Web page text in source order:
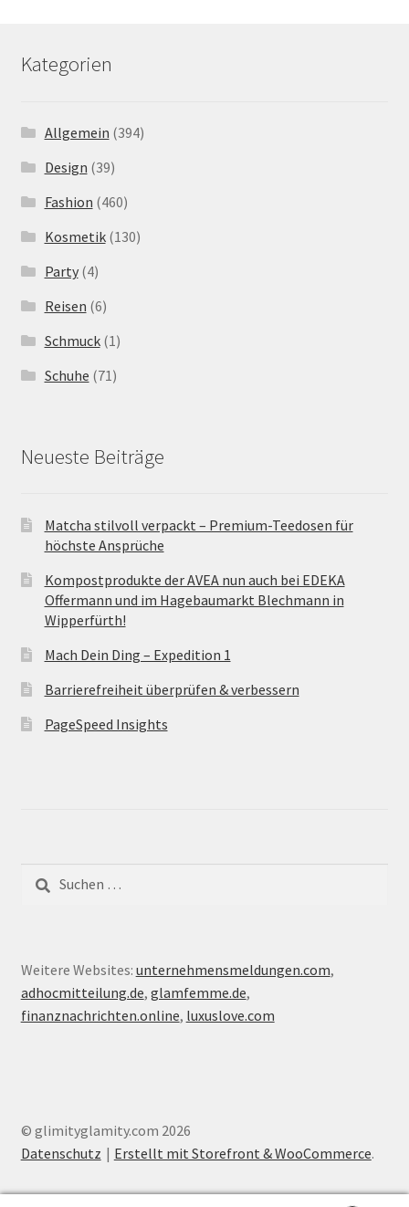
Kategorien
Allgemein (394)
Design (39)
Fashion (460)
Kosmetik(130)
Party(4)
Reisen (6)
Schmuck(1)
Schuhe (71)
Neueste Beiträge
Matcha stilvoll verpackt – Premium-Teedosen für
höchste Ansprüche
Kompostprodukte der AVEA nun auch bei EDEKA
Offermann und im Hagebaumarkt Blechmann in
Wipperfürth!
Mach Dein Ding – Expedition 1
Barrierefreiheit überprüfen & verbessern
PageSpeed Insights
Suche
nach:
Weitere Websites: unternehmensmeldungen.com,
adhocmitteilung.de, glamfemme.de,
finanznachrichten.online, luxuslove.com
© glimityglamity.com 2026
Datenschutz
Erstellt mit Storefront & WooCommerce.